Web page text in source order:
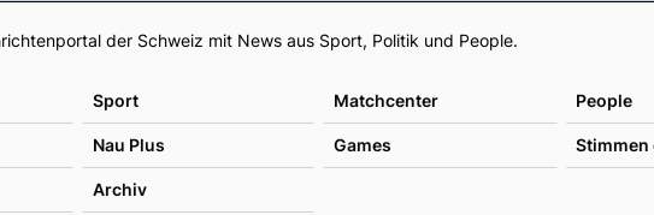
Footer
der Schweiz mit News aus Sport, Politik und People.
Sport Matchcenter People
Nau Plus Games Stimmen
Archiv